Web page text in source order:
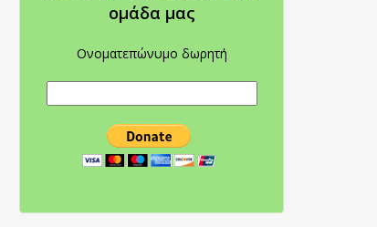
oμάδα μας
Ονοματεπώνυμο δωρητή